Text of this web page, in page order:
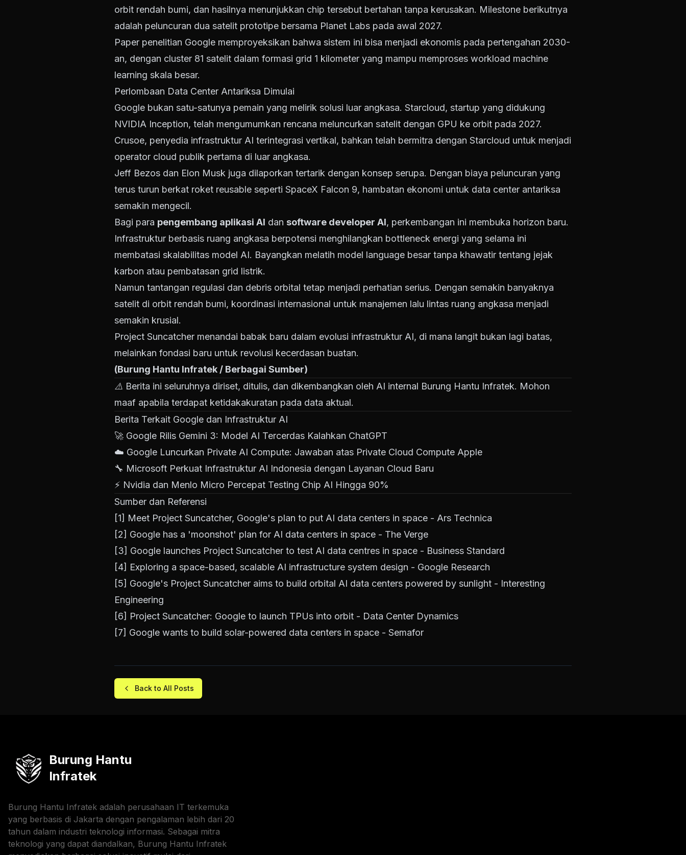
orbit rendah bumi, dan hasilnya menunjukkan chip tersebut bertahan tanpa kerusakan. Milestone berikutnya
adalah peluncuran dua satelit prototipe bersama Planet Labs pada awal 2027.
Paper penelitian Google memproyeksikan bahwa sistem ini bisa menjadi ekonomis pada pertengahan 2030-
an, dengan cluster 81 satelit dalam formasi grid 1 kilometer yang mampu memproses workload machine
learning skala besar.
Perlombaan Data Center Antariksa Dimulai
Google bukan satu-satunya pemain yang melirik solusi luar angkasa. Starcloud, startup yang didukung
NVIDIA Inception, telah mengumumkan rencana meluncurkan satelit dengan GPU ke orbit pada 2027.
Crusoe, penyedia infrastruktur AI terintegrasi vertikal, bahkan telah bermitra dengan Starcloud untuk menjadi
operator cloud publik pertama di luar angkasa.
Jeff Bezos dan Elon Musk juga dilaporkan tertarik dengan konsep serupa. Dengan biaya peluncuran yang
terus turun berkat roket reusable seperti SpaceX Falcon 9, hambatan ekonomi untuk data center antariksa
semakin mengecil.
Bagi para pengembang aplikasi AI dan software developer AI, perkembangan ini membuka horizon baru.
Infrastruktur berbasis ruang angkasa berpotensi menghilangkan bottleneck energi yang selama ini
membatasi skalabilitas model AI. Bayangkan melatih model language besar tanpa khawatir tentang jejak
karbon atau pembatasan grid listrik.
Namun tantangan regulasi dan debris orbital tetap menjadi perhatian serius. Dengan semakin banyaknya
satelit di orbit rendah bumi, koordinasi internasional untuk manajemen lalu lintas ruang angkasa menjadi
semakin krusial.
Project Suncatcher menandai babak baru dalam evolusi infrastruktur AI, di mana langit bukan lagi batas,
melainkan fondasi baru untuk revolusi kecerdasan buatan.
(Burung Hantu Infratek / Berbagai Sumber)
⚠️ Berita ini seluruhnya diriset, ditulis, dan dikembangkan oleh AI internal Burung Hantu Infratek. Mohon
maaf apabila terdapat ketidakakuratan pada data aktual.
Berita Terkait Google dan Infrastruktur AI
🚀 Google Rilis Gemini 3: Model AI Tercerdas Kalahkan ChatGPT
☁️ Google Luncurkan Private AI Compute: Jawaban atas Private Cloud Compute Apple
🔧 Microsoft Perkuat Infrastruktur AI Indonesia dengan Layanan Cloud Baru
⚡ Nvidia dan Menlo Micro Percepat Testing Chip AI Hingga 90%
Sumber dan Referensi
[1] Meet Project Suncatcher, Google's plan to put AI data centers in space - Ars Technica
[2] Google has a 'moonshot' plan for AI data centers in space - The Verge
[3] Google launches Project Suncatcher to test AI data centres in space - Business Standard
[4] Exploring a space-based, scalable AI infrastructure system design - Google Research
[5] Google's Project Suncatcher aims to build orbital AI data centers powered by sunlight - Interesting
Engineering
[6] Project Suncatcher: Google to launch TPUs into orbit - Data Center Dynamics
[7] Google wants to build solar-powered data centers in space - Semafor
Back to All Posts
Burung Hantu
Infratek
Burung Hantu Infratek adalah perusahaan IT terkemuka
yang berbasis di Jakarta dengan pengalaman lebih dari 20
tahun dalam industri teknologi informasi. Sebagai mitra
teknologi yang dapat diandalkan, Burung Hantu Infratek